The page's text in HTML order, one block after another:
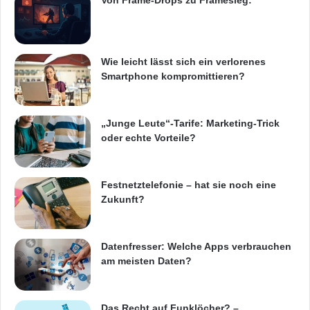
konfiguriert werden. So können einzelnen
Token über das mobile Endgerät spontan und
ortsunabhängig neue Berechtigungen
zugewiesen werden.
Technische Informationen für cgToken
– Provider- und Gerätehersteller-unabhängiger
Sicherheitsanker mit NFC-Fähigkeit in der
Größe eines USB-Sticks für bluetoothfähige
Mobilgeräte
– Die mitgelieferte Software beinhaltet:
Wie leicht lässt sich ein verlorenes
Smartphone kompromittieren?
„Junge Leute“-Tarife: Marketing-Trick
oder echte Vorteile?
Festnetztelefonie – hat sie noch eine
Zukunft?
Datenfresser: Welche Apps verbrauchen
am meisten Daten?